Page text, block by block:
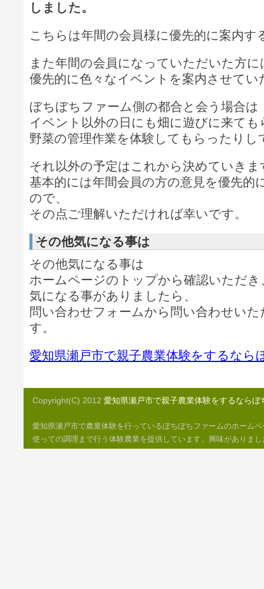
しました。
こちらは年間の会員様に優先的に案内す
また年間の会員になっていただいた方に
優先的に色々なイベントを案内させてい
ぼちぼちファーム側の都合と会う場合は
イベント以外の日にも畑に遊びに来ても
野菜の管理作業を体験してもらったりし
それ以外の予定はこれから決めていきま
基本的には年間会員の方の意見を優先的
ので、
その点ご理解いただければ幸いです。
その他気になる事は
その他気になる事は
ホームページのトップから確認いただき
気になる事がありましたら、
問い合わせフォームから問い合わせい
す。
愛知県瀬戸市で親子農業体験をするなら
Copyright(C) 2012 愛知県瀬戸市で親子農業体験をするならぼ
愛知県瀬戸市で農業体験を行っているぼちぼちファームのホーム
使っての調理まで行う体験農業を提供しています。興味がありま